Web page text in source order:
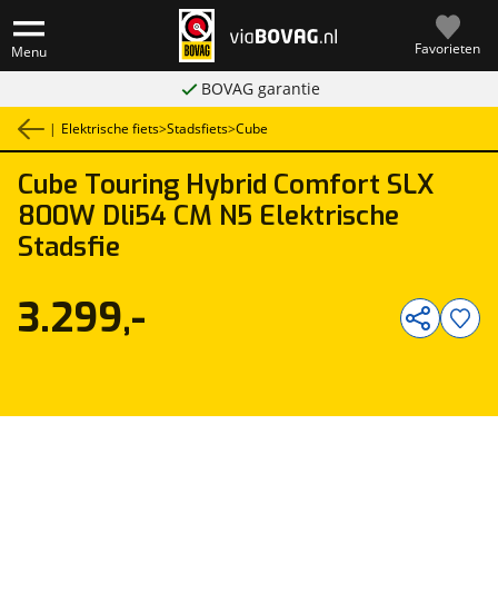
Menu Favorieten
BOVAG garantie
| Elektrische fiets>Stadsfiets>Cube
Cube Touring Hybrid Comfort SLX
800W Dli54 CM N5 Elektrische
Stadsfie
1 1
3.299,-